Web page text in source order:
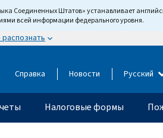
Соединенных Штатов» устанавливает
всей информации федерального уровня.
Справка Новости Русский
Налоговые формы